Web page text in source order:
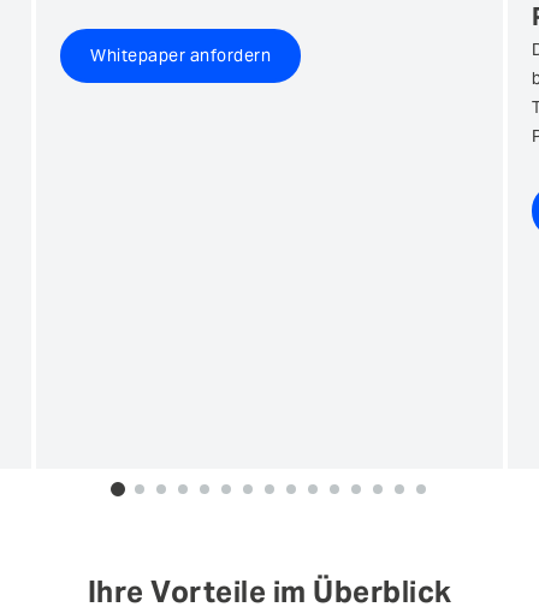
Whitepaper anfordern
0 1 2 3 4 5 6 7 8 9 10 11 12 13 14
Ihre Vorteile im Überblick